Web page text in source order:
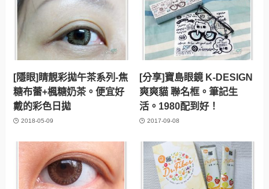
[隱眼]睛靚彩拋午茶系列-焦
糖布蕾+楓糖奶茶。便宜好
戴的彩色日拋
2018-05-09
[分享]寶島眼鏡 K-DESIGN
爽爽貓 聯名框。筆記生
活。1980配到好！
2017-09-08